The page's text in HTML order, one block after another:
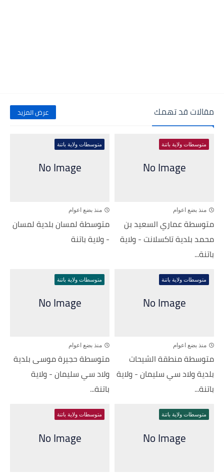
مقالات قد تهمك عرض المزيد
متوسطات ولاية باتنة
منذ بضع اعوام
متوسطة عماري السعيد بن
محمد بلدية تاكسلانت - ولاية
باتنة...
متوسطات ولاية باتنة
منذ بضع اعوام
متوسطة لمسان بلدية لمسان
- ولاية باتنة
متوسطات ولاية باتنة
منذ بضع اعوام
متوسطة منطقة الشيحات
بلدية ولاد سي سليمان - ولاية
باتنة...
متوسطات ولاية باتنة
منذ بضع اعوام
متوسطة حجيرة موسى بلدية
ولاد سي سليمان - ولاية
باتنة...
متوسطات ولاية باتنة متوسطات ولاية باتنة